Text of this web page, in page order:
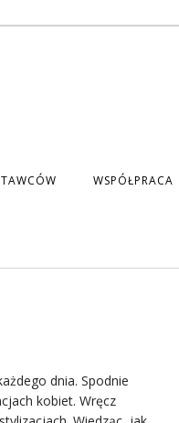
WSPÓŁPRACA
dnia. Spodnie
kobiet. Wręcz